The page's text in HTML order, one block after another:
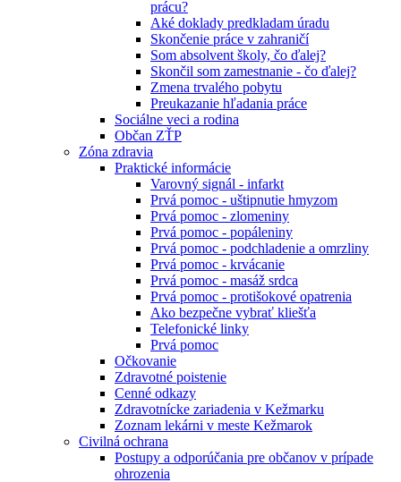
prácu?
Aké doklady predkladam úradu
Skončenie práce v zahraničí
Som absolvent školy, čo ďalej?
Skončil som zamestnanie - čo ďalej?
Zmena trvalého pobytu
Preukazanie hľadania práce
Sociálne veci a rodina
Občan ZŤP
Zóna zdravia
Praktické informácie
Varovný signál - infarkt
Prvá pomoc - uštipnutie hmyzom
Prvá pomoc - zlomeniny
Prvá pomoc - popáleniny
Prvá pomoc - podchladenie a omrzliny
Prvá pomoc - krvácanie
Prvá pomoc - masáž srdca
Prvá pomoc - protišokové opatrenia
Ako bezpečne vybrať kliešťa
Telefonické linky
Prvá pomoc
Očkovanie
Zdravotné poistenie
Cenné odkazy
Zdravotnícke zariadenia v Kežmarku
Zoznam lekárni v meste Kežmarok
Civilná ochrana
Postupy a odporúčania pre občanov v prípade
ohrozenia